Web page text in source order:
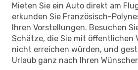
Mieten Sie ein Auto direkt am
erkunden Sie Französisch-
Ihren Vorstellungen. Besuchen
Schätze, die Sie mit öffentlichen
nicht erreichen würden, und
Urlaub ganz nach Ihren